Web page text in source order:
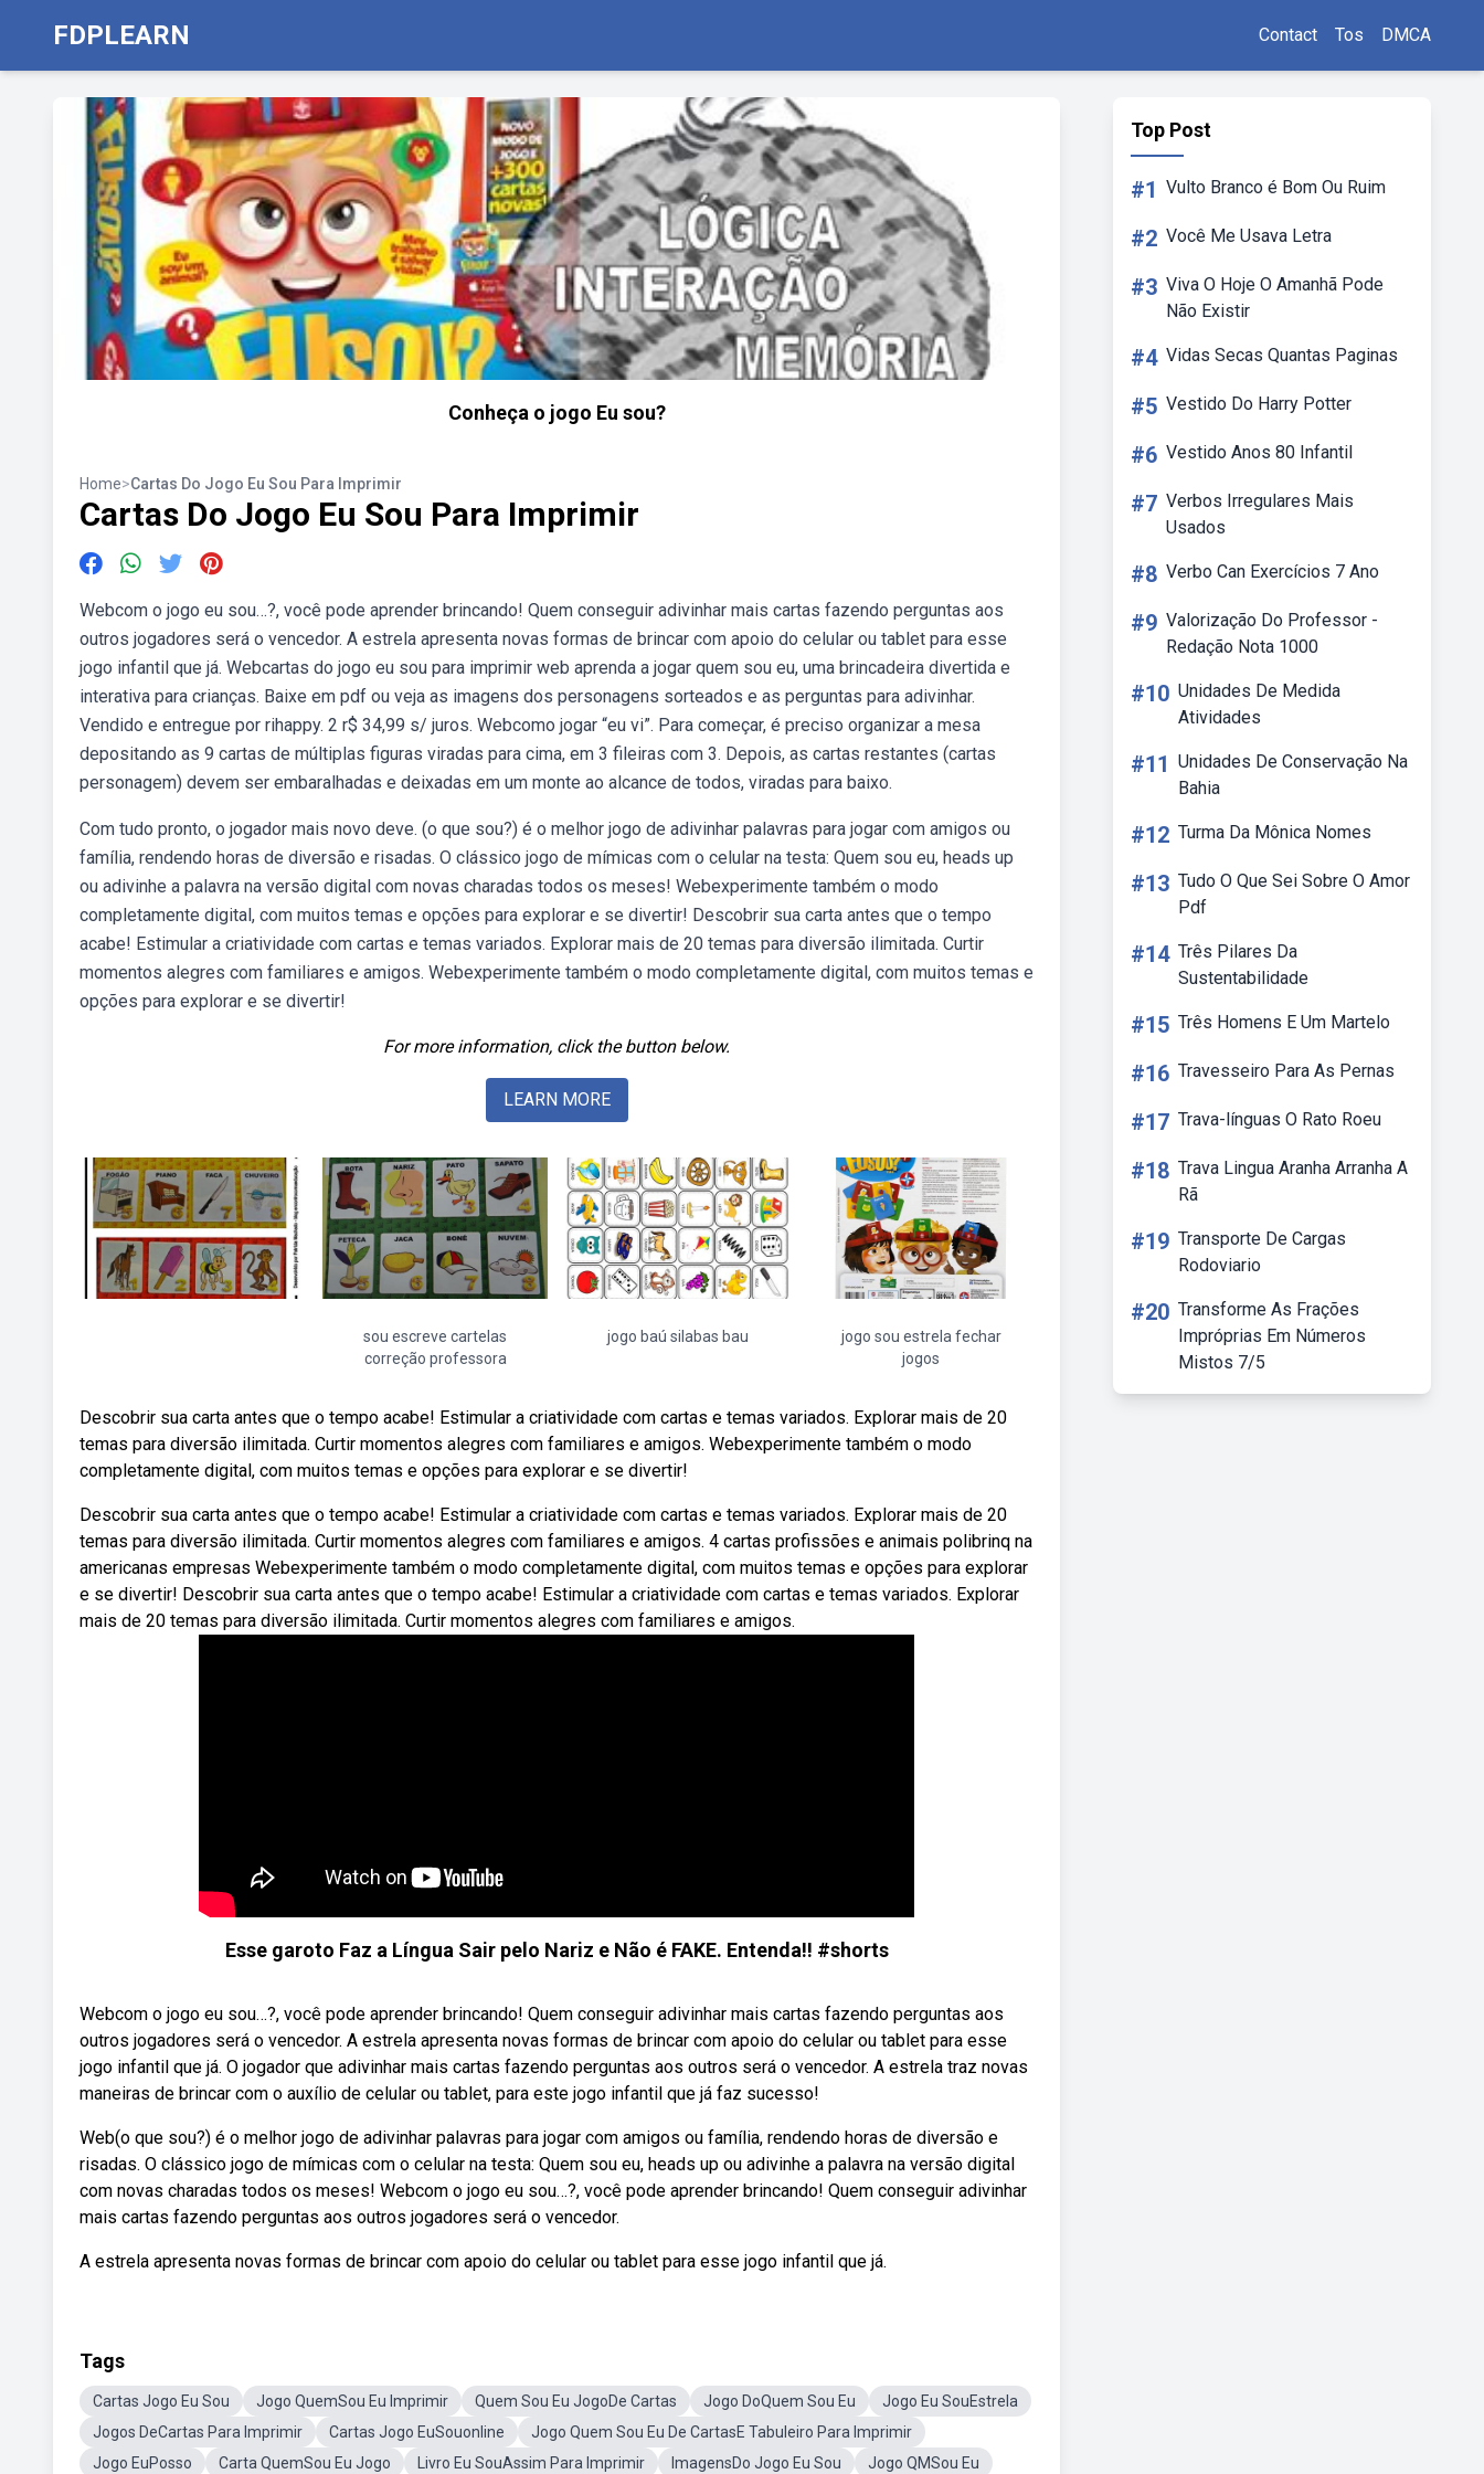
FDPLEARN Contact Tos DMCA
Conheça o jogo Eu sou?
Home>Cartas Do Jogo Eu Sou Para Imprimir
Cartas Do Jogo Eu Sou Para Imprimir
Webcom o jogo eu sou…?, você pode aprender brincando! Quem conseguir adivinhar mais cartas fazendo perguntas aos
outros jogadores será o vencedor. A estrela apresenta novas formas de brincar com apoio do celular ou tablet para esse
jogo infantil que já. Webcartas do jogo eu sou para imprimir web aprenda a jogar quem sou eu, uma brincadeira divertida e
interativa para crianças. Baixe em pdf ou veja as imagens dos personagens sorteados e as perguntas para adivinhar.
Vendido e entregue por rihappy. 2 r$ 34,99 s/ juros. Webcomo jogar “eu vi”. Para começar, é preciso organizar a mesa
depositando as 9 cartas de múltiplas figuras viradas para cima, em 3 fileiras com 3. Depois, as cartas restantes (cartas
personagem) devem ser embaralhadas e deixadas em um monte ao alcance de todos, viradas para baixo.
Com tudo pronto, o jogador mais novo deve. (o que sou?) é o melhor jogo de adivinhar palavras para jogar com amigos ou
família, rendendo horas de diversão e risadas. O clássico jogo de mímicas com o celular na testa: Quem sou eu, heads up
ou adivinhe a palavra na versão digital com novas charadas todos os meses! Webexperimente também o modo
completamente digital, com muitos temas e opções para explorar e se divertir! Descobrir sua carta antes que o tempo
acabe! Estimular a criatividade com cartas e temas variados. Explorar mais de 20 temas para diversão ilimitada. Curtir
momentos alegres com familiares e amigos. Webexperimente também o modo completamente digital, com muitos temas e
opções para explorar e se divertir!
For more information, click the button below.
LEARN MORE
sou escreve cartelas
correção professora
jogo baú silabas bau
jogo sou estrela fechar
jogos
Descobrir sua carta antes que o tempo acabe! Estimular a criatividade com cartas e temas variados. Explorar mais de 20
temas para diversão ilimitada. Curtir momentos alegres com familiares e amigos. Webexperimente também o modo
completamente digital, com muitos temas e opções para explorar e se divertir!
Descobrir sua carta antes que o tempo acabe! Estimular a criatividade com cartas e temas variados. Explorar mais de 20
temas para diversão ilimitada. Curtir momentos alegres com familiares e amigos. 4 cartas profissões e animais polibrinq na
americanas empresas Webexperimente também o modo completamente digital, com muitos temas e opções para explorar
e se divertir! Descobrir sua carta antes que o tempo acabe! Estimular a criatividade com cartas e temas variados. Explorar
mais de 20 temas para diversão ilimitada. Curtir momentos alegres com familiares e amigos.
Esse garoto Faz a Língua Sair pelo Nariz e Não é FAKE. Entenda!! #shorts
Webcom o jogo eu sou…?, você pode aprender brincando! Quem conseguir adivinhar mais cartas fazendo perguntas aos
outros jogadores será o vencedor. A estrela apresenta novas formas de brincar com apoio do celular ou tablet para esse
jogo infantil que já. O jogador que adivinhar mais cartas fazendo perguntas aos outros será o vencedor. A estrela traz novas
maneiras de brincar com o auxílio de celular ou tablet, para este jogo infantil que já faz sucesso!
Web(o que sou?) é o melhor jogo de adivinhar palavras para jogar com amigos ou família, rendendo horas de diversão e
risadas. O clássico jogo de mímicas com o celular na testa: Quem sou eu, heads up ou adivinhe a palavra na versão digital
com novas charadas todos os meses! Webcom o jogo eu sou…?, você pode aprender brincando! Quem conseguir adivinhar
mais cartas fazendo perguntas aos outros jogadores será o vencedor.
A estrela apresenta novas formas de brincar com apoio do celular ou tablet para esse jogo infantil que já.
Tags
Cartas Jogo Eu Sou Jogo QuemSou Eu Imprimir Quem Sou Eu JogoDe Cartas Jogo DoQuem Sou Eu
Jogo Eu SouEstrela
Jogos DeCartas Para Imprimir
Cartas Jogo EuSouonline
Jogo Quem Sou Eu De CartasE Tabuleiro Para Imprimir
Jogo EuPosso
Carta QuemSou Eu Jogo Livro Eu SouAssim Para Imprimir ImagensDo Jogo Eu Sou
Jogo QMSou Eu
Top Post
#1 Vulto Branco é Bom Ou Ruim
#2 Você Me Usava Letra
#3 Viva O Hoje O Amanhã Pode
Não Existir
#4 Vidas Secas Quantas Paginas
#5 Vestido Do Harry Potter
#6 Vestido Anos 80 Infantil
#7 Verbos Irregulares Mais
Usados
#8 Verbo Can Exercícios 7 Ano
#9 Valorização Do Professor -
Redação Nota 1000
#10 Unidades De Medida
Atividades
#11 Unidades De Conservação Na
Bahia
#12 Turma Da Mônica Nomes
#13 Tudo O Que Sei Sobre O Amor
Pdf
#14 Três Pilares Da
Sustentabilidade
#15 Três Homens E Um Martelo
#16 Travesseiro Para As Pernas
#17 Trava-línguas O Rato Roeu
#18 Trava Lingua Aranha Arranha A
Rã
#19 Transporte De Cargas
Rodoviario
#20 Transforme As Frações
Impróprias Em Números
Mistos 7/5